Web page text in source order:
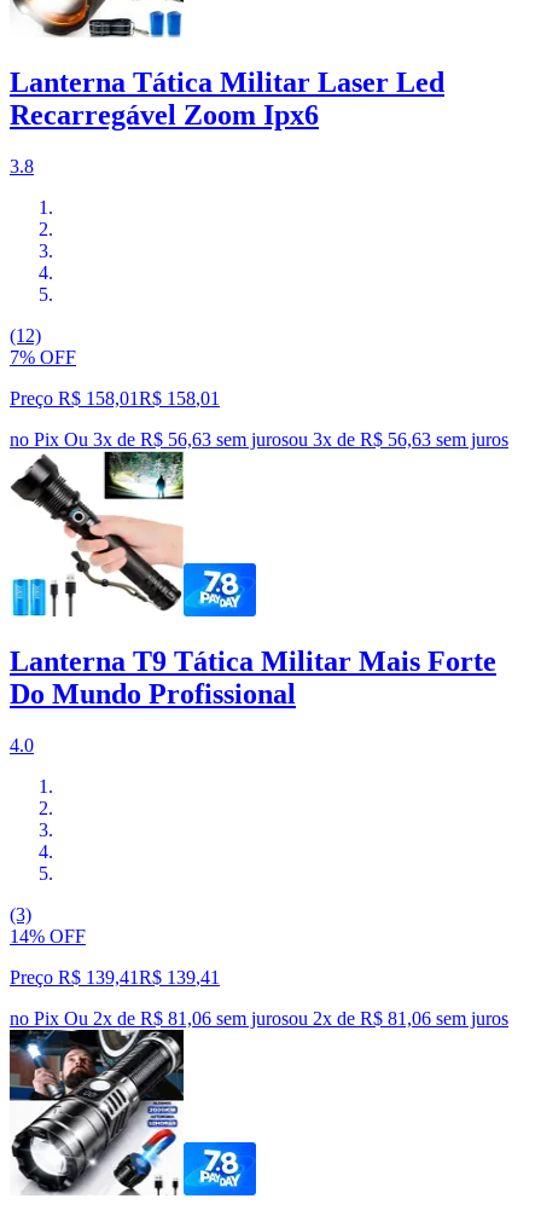
Lanterna Tática Militar Laser Led
Recarregável Zoom Ipx6
3.8
(12)
7% OFF
Preço R$ 158,01R$ 158,01
no Pix Ou 3x de R$ 56,63 sem jurosou 3x de R$ 56,63 sem juros
Lanterna T9 Tática Militar Mais Forte
Do Mundo Profissional
4.0
(3)
14% OFF
Preço R$ 139,41R$ 139,41
no Pix Ou 2x de R$ 81,06 sem jurosou 2x de R$ 81,06 sem juros